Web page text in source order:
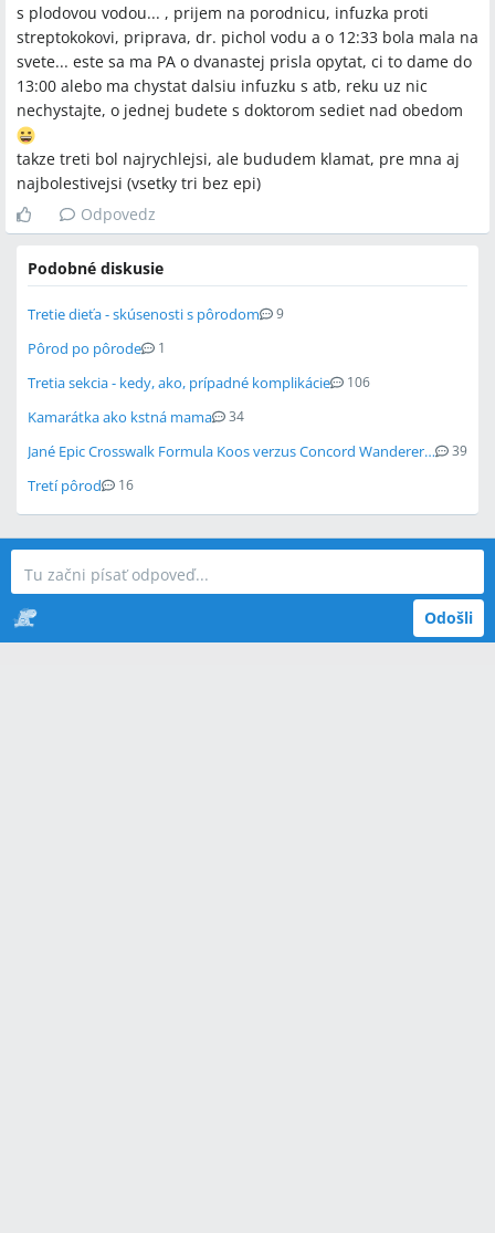
s plodovou vodou... , prijem na porodnicu, infuzka proti
streptokokovi, priprava, dr. pichol vodu a o 12:33 bola mala na
svete... este sa ma PA o dvanastej prisla opytat, ci to dame do
13:00 alebo ma chystat dalsiu infuzku s atb, reku uz nic
nechystajte, o jednej budete s doktorom sediet nad obedom
takze treti bol najrychlejsi, ale bududem klamat, pre mna aj
najbolestivejsi (vsetky tri bez epi)
Odpovedz
Podobné diskusie
Tretie dieťa - skúsenosti s pôrodom 9
Pôrod po pôrode 1
Tretia sekcia - kedy, ako, prípadné komplikácie 106
Kamarátka ako kstná mama 34
Jané Epic Crosswalk Formula Koos verzus Concord Wanderer travel set air sleeper 39
Tretí pôrod 16
Odošli